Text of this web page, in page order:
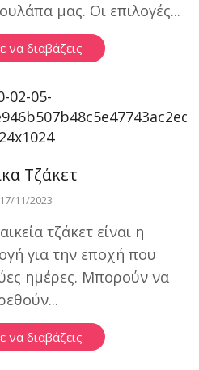
μας. Οι επιλογές...
να διαβάζεις
Τζάκετ
17/11/2023
τζάκετ είναι η
για την εποχή που
ημέρες. Μπορούν να
να διαβάζεις